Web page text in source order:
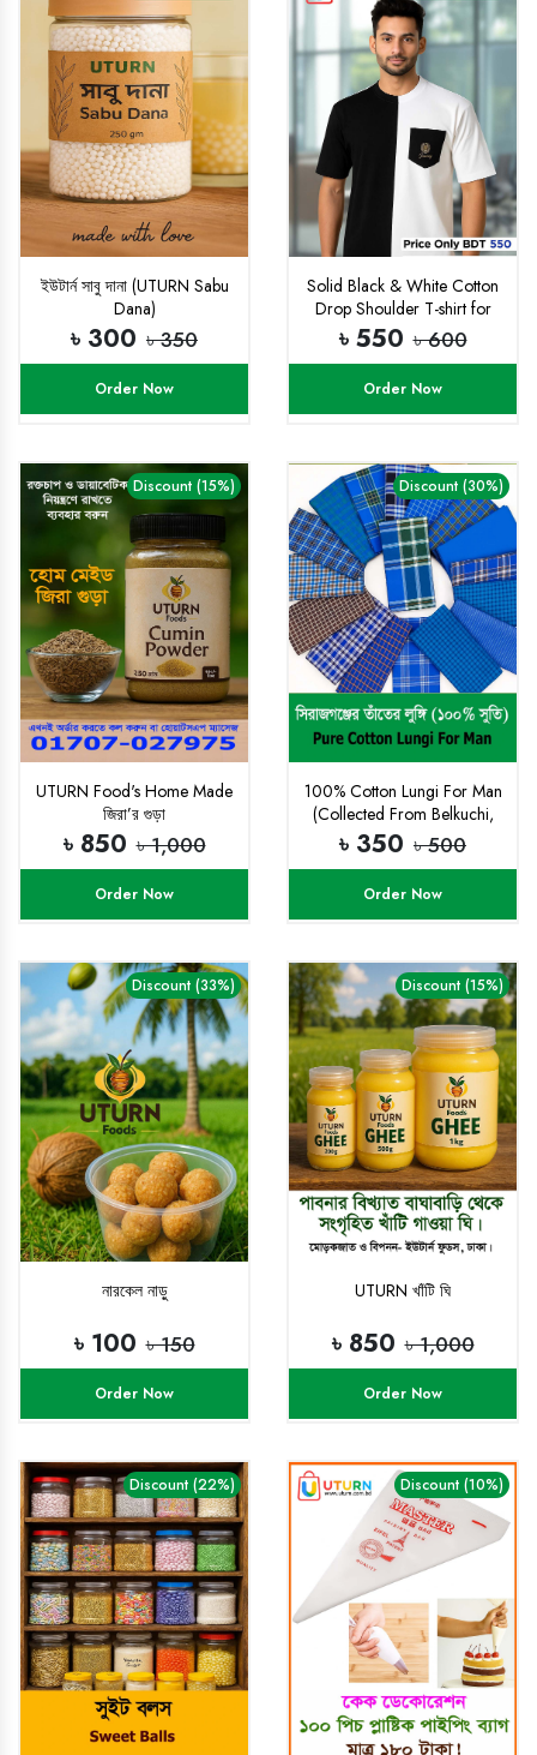
ইউটার্ন সাবু দানা (UTURN Sabu
Dana)
৳ 300 ৳ 350
Order Now
Solid Black & White Cotton
Drop Shoulder T-shirt for
Men/ woman
৳ 550 ৳ 600
Order Now
Discount (15%)
UTURN Food's Home Made
জিরা’র গুড়া
৳ 850 ৳ 1,000
Order Now
Discount (30%)
100% Cotton Lungi For Man
(Collected From Belkuchi,
Sirajgonj)
৳ 350 ৳ 500
Order Now
Discount (33%)
নারকেল নাড়ু
৳ 100 ৳ 150
Order Now
Discount (15%)
UTURN খাঁটি ঘি
৳ 850 ৳ 1,000
Order Now
Discount (22%) Discount (10%)